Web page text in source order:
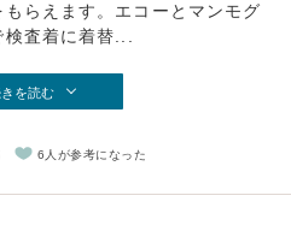
らえます。エコーとマンモグ
査着に着替...
を読む
6人が参考になった